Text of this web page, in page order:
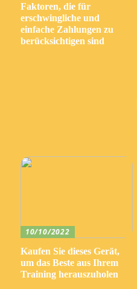
Faktoren, die für
erschwingliche und
einfache Zahlungen zu
berücksichtigen sind
10/10/2022
Kaufen Sie dieses Gerät,
um das Beste aus Ihrem
Training herauszuholen